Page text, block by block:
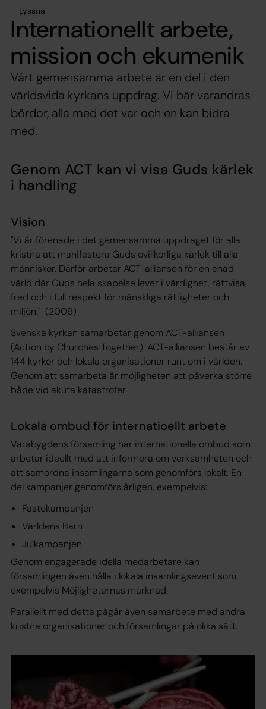
Lyssna
Internationellt arbete,
mission och ekumenik
Vårt gemensamma arbete är en del i den
världsvida kyrkans uppdrag. Vi bär varandras
bördor, alla med det var och en kan bidra
med.
Genom ACT kan vi visa Guds kärlek
i handling
Vision
"Vi är förenade i det gemensamma uppdraget för alla
kristna att manifestera Guds ovillkorliga kärlek till alla
människor. Därför arbetar ACT-alliansen för en enad
värld där Guds hela skapelse lever i värdighet, rättvisa,
fred och i full respekt för mänskliga rättigheter och
miljön." (2009)
Svenska kyrkan samarbetar genom ACT-alliansen
(Action by Churches Together). ACT-alliansen består av
144 kyrkor och lokala organisationer runt om i världen.
Genom att samarbeta är möjligheten att påverka större
både vid akuta katastrofer.
Lokala ombud för internatioellt arbete
Varabygdens församling har internationella ombud som
arbetar ideellt med att informera om verksamheten och
att samordna insamlingarna som genomförs lokalt. En
del kampanjer genomförs årligen, exempelvis:
Fastekampanjen
Världens Barn
Julkampanjen
Genom engagerade idella medarbetare kan
församlingen även hålla i lokala insamlingsevent som
exempelvis Möjligheternas marknad.
Parallellt med detta pågår även samarbete med andra
kristna organisationer och församlingar på olika sätt.